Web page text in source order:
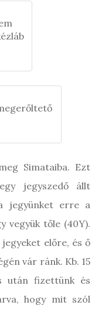
Simataiba. Ezt
jegyszedő állt
jegyünket erre a
vegyük tőle (40Y).
előre, és ő
vár ránk. Kb. 15
után fizettünk és
hogy mit szól